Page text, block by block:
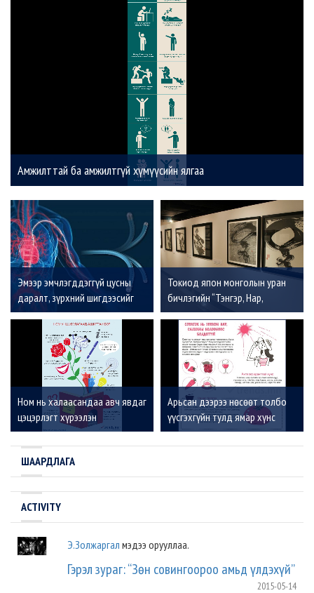
Амжилттай ба амжилтгүй хүмүүсийн ялгаа
Эмээр эмчлэгддэггүй цусны
даралт, зүрхний шигдээсийг
эмчлэх “Renal Denervation”
засал гэж юу вэ?
Токиод япон монголын уран
бичлэгийн “Тэнгэр, Нар,
Түншлэл” үзэсгэлэн нээлтээ
хийлээ
Ном нь халаасандаа авч явдаг
цэцэрлэгт хүрээлэн
Арьсан дээрээ нөсөөт толбо
үүсгэхгүйн тулд ямар хүнс
хэрэглэвэл тустай вэ?
ШААРДЛАГА
ACTIVITY
Э.Золжаргал мэдээ орууллаа.
Гэрэл зураг: “Зөн совингоороо амьд үлдэхүй”
2015-05-14